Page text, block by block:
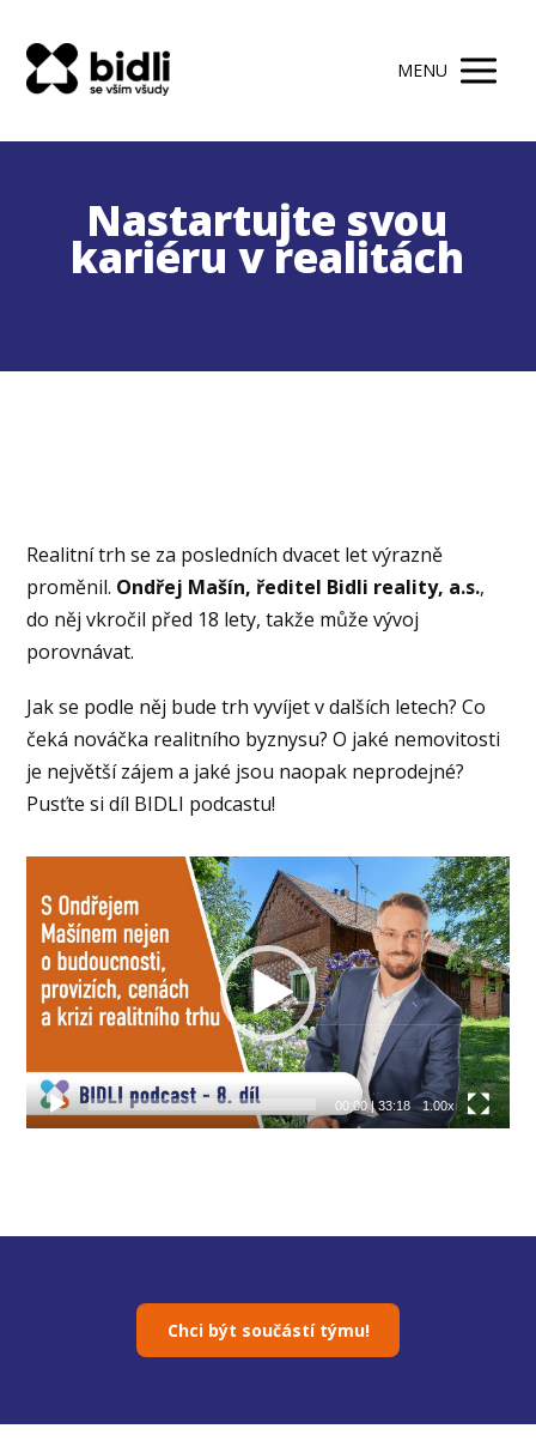
MENU
Nastartujte svou
kariéru v realitách
Realitní trh se za posledních dvacet let výrazně
proměnil. Ondřej Mašín, ředitel Bidli reality, a.s.,
do něj vkročil před 18 lety, takže může vývoj
porovnávat.
Jak se podle něj bude trh vyvíjet v dalších letech? Co
čeká nováčka realitního byznysu? O jaké nemovitosti
je největší zájem a jaké jsou naopak neprodejné?
Pusťte si díl BIDLI podcastu!
přehrávač
00:00|33:18 1.00x
Chci být součástí týmu!